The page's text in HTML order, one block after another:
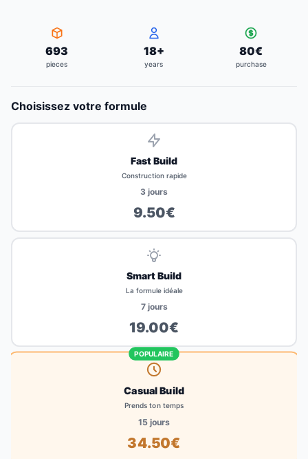
693
pieces
18+
years
80€
purchase
Choisissez votre formule
Fast Build
Construction rapide
3 jours
9.50€
Smart Build
La formule idéale
7jours
19.00€
POPULAIRE
Casual Build
Prends ton temps
15jours
34.50€